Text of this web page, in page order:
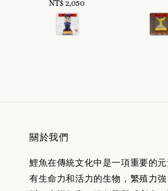
Regular
price
NT$ 2,050
關於我們
鯉魚在傳統文化中是一項重要的
有生命力和活力的生物，繁殖力